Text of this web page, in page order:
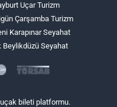
Uçar Turizm
Çarşamba Turizm
Karapınar Seyahat
Beylikdüzü Seyahat
bileti platformu.